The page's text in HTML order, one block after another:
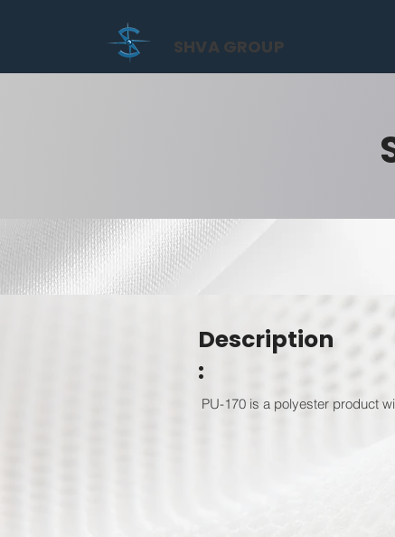
SHVA GROUP
Description
:
PU-170 is a polyester product